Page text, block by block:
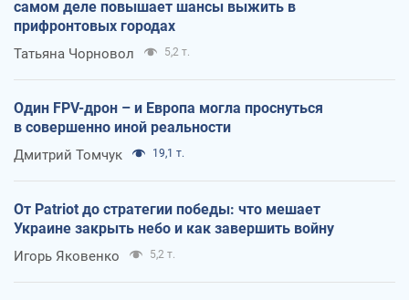
самом деле повышает шансы выжить в
прифронтовых городах
Татьяна Чорновол 5,2 т.
Один FPV-дрон – и Европа могла проснуться
в совершенно иной реальности
Дмитрий Томчук 19,1 т.
От Patriot до стратегии победы: что мешает
Украине закрыть небо и как завершить войну
Игорь Яковенко 5,2 т.